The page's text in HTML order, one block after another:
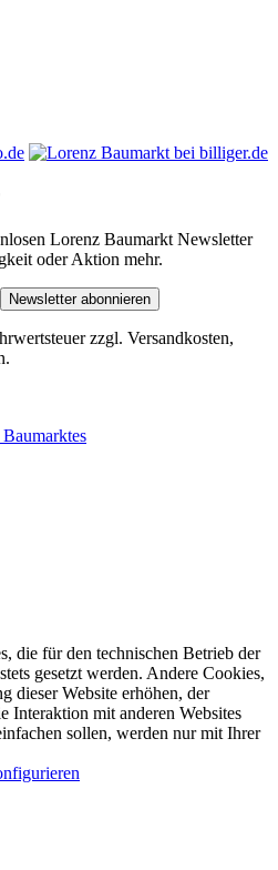
Lorenz Baumarkt Newsletter
oder Aktion mehr.
Newsletter abonnieren
zzgl. Versandkosten,
die für den technischen Betrieb der
gesetzt werden. Andere Cookies,
dieser Website erhöhen, der
Interaktion mit anderen Websites
sollen, werden nur mit Ihrer